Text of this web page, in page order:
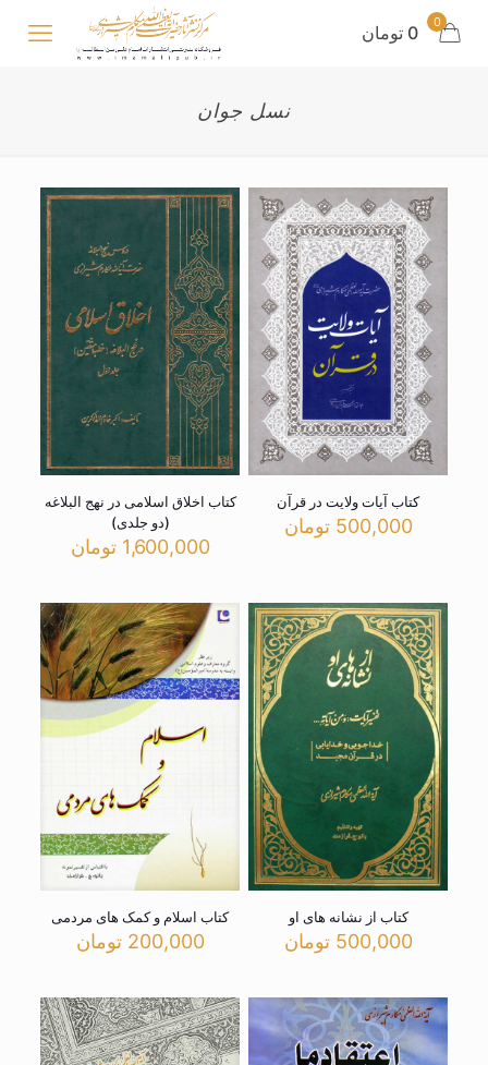
0 0 تومان
نسل جوان
کتاب آیات ولایت در قرآن
500,000 تومان
کتاب اخلاق اسلامی در نهج البلاغه
(دو جلدی)
1,600,000 تومان
کتاب از نشانه های او
500,000 تومان
کتاب اسلام و کمک های مردمی
200,000 تومان